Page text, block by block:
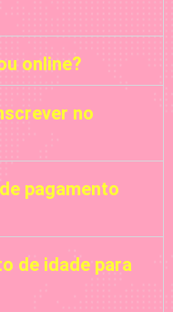
online?
no
pagamento
de idade para